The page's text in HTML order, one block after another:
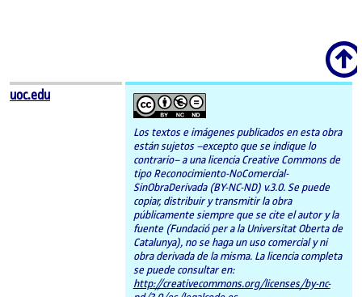
Scroll
uoc.edu
Los textos e imágenes publicados en esta obra
están sujetos –excepto que se indique lo
contrario– a una licencia Creative Commons de
tipo Reconocimiento-NoComercial-
SinObraDerivada (BY-NC-ND) v.3.0. Se puede
copiar, distribuir y transmitir la obra
públicamente siempre que se cite el autor y la
fuente (Fundació per a la Universitat Oberta de
Catalunya), no se haga un uso comercial y ni
obra derivada de la misma. La licencia completa
se puede consultar en:
http://creativecommons.org/licenses/by-nc-